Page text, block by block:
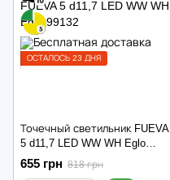
ОСТАЛОСЬ 23 ДНЯ
Точечный светильник FUEVA
5 d11,7 LED WW WH Eglo
99132
655 грн 818 грн